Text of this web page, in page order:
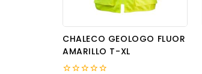
CHALECO GEOLOGO FLUOR
AMARILLO T-XL